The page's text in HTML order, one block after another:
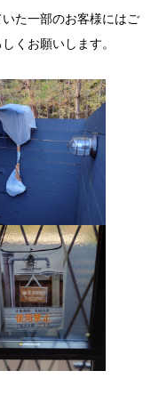
た一部のお客様にはご
くお願いします。